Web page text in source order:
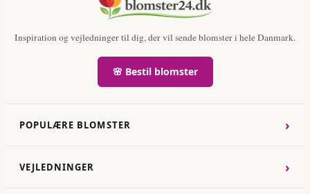
Inspiration og vejledninger til dig, der vil sende blomster i hele Danmark.
🌸 Bestil blomster
POPULÆRE BLOMSTER ›
VEJLEDNINGER ›